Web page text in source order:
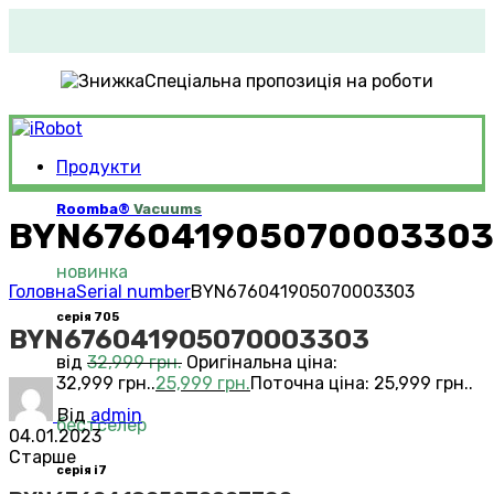
Спеціальна пропозиція на роботи
Продукти
Roomba® Vacuums
новинка
серія 705
від 32,999грн. Оригінальна ціна:
32,999 грн..25,999 грн.Поточна ціна: 25,999 грн..
бестселер
серія i7
BYN676041905070003303
ГоловнаSerial numberBYN676041905070003303
BYN676041905070003303
Від admin
04.01.2023
Старше